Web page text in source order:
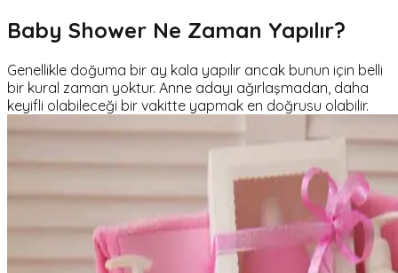
Baby Shower Ne Zaman Yapılır?
Genellikle doğuma bir ay kala yapılır ancak bunun için belli
bir kural zaman yoktur. Anne adayı ağırlaşmadan, daha
keyifli olabileceği bir vakitte yapmak en doğrusu olabilir.